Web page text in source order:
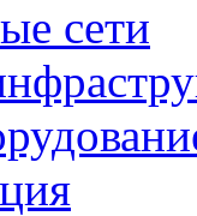
сети